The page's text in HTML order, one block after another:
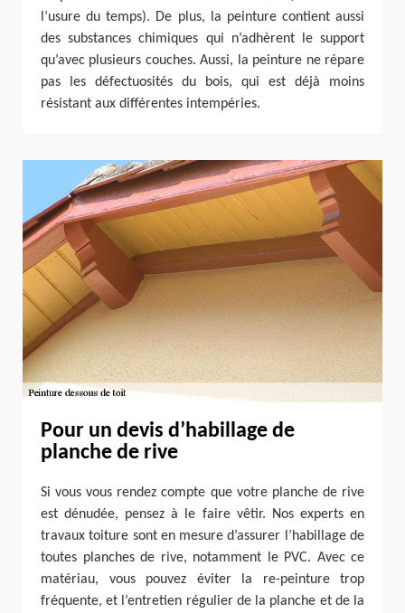
l’usure du temps). De plus, la peinture contient aussi
des substances chimiques qui n’adhèrent le support
qu’avec plusieurs couches. Aussi, la peinture ne répare
pas les défectuosités du bois, qui est déjà moins
résistant aux différentes intempéries.
Pour un devis d’habillage de
planche de rive
Si vous vous rendez compte que votre planche de rive
est dénudée, pensez à le faire vêtir. Nos experts en
travaux toiture sont en mesure d’assurer l’habillage de
toutes planches de rive, notamment le PVC. Avec ce
matériau, vous pouvez éviter la re-peinture trop
fréquente, et l’entretien régulier de la planche et de la